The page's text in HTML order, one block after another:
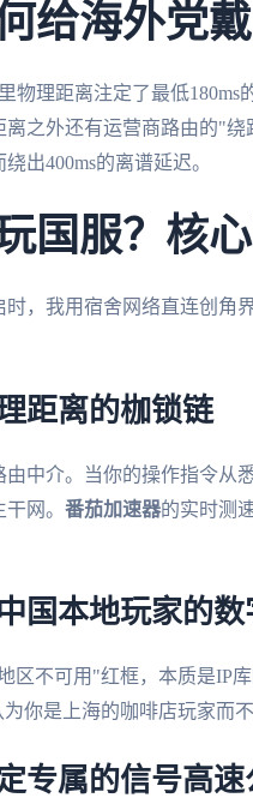
给海外党
物理距离注定了最低
之外还有运营商路由的"绕
出400ms的离谱延迟。
国服？核
时，我用宿舍网络直连创
距离的枷锁链
中介。当你的操作指令从
网。 番茄加速器的实时测
国本地玩家的数
区不可用"红框，本质是IP
你是上海的咖啡店玩家而
专属的信号高速